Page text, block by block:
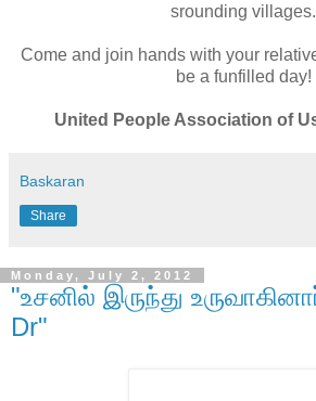
srounding villages.
Come and join hands with your
be a funfilled day!
United People Association of
Baskaran
Share
Monday, July 2, 2012
"உசனில் இருந்து
Dr"